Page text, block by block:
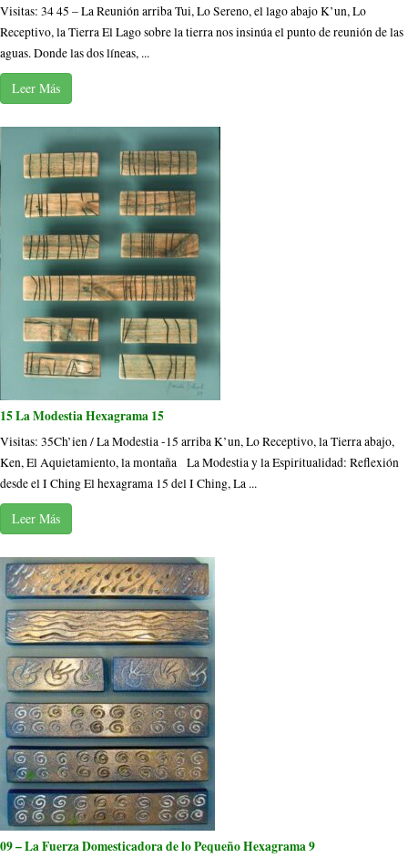
Visitas: 34 45 – La Reunión arriba Tui, Lo Sereno, el lago abajo K’un, Lo
Receptivo, la Tierra El Lago sobre la tierra nos insinúa el punto de reunión de las
aguas. Donde las dos líneas, ...
Leer Más
15 La Modestia Hexagrama 15
Visitas: 35Ch’ien / La Modestia -15 arriba K’un, Lo Receptivo, la Tierra abajo,
Ken, El Aquietamiento, la montaña La Modestia y la Espiritualidad: Reflexión
desde el I Ching El hexagrama 15 del I Ching, La ...
Leer Más
09 – La Fuerza Domesticadora de lo Pequeño Hexagrama 9